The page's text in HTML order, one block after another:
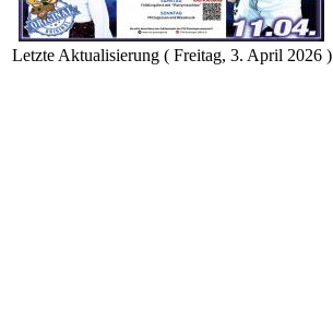
Letzte Aktualisierung ( Freitag, 3. April 2026 )